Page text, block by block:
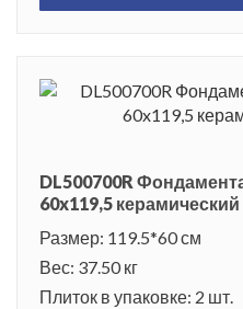
DL500700R
60x119,5 керамический
Размер: 119.5*60 см
Вес: 37.50 кг
Плиток в упаковке: 2 шт.